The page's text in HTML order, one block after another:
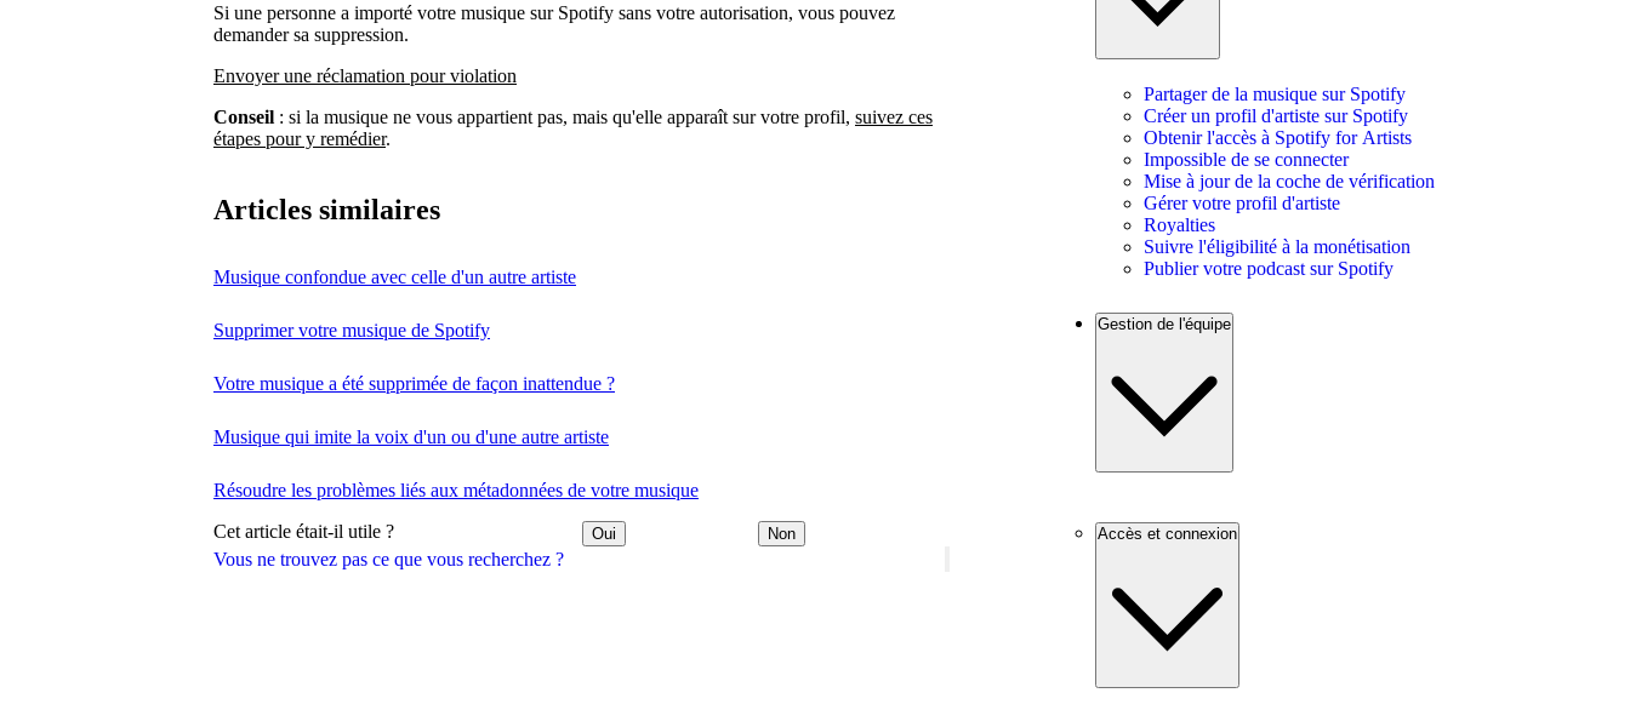
Vous ne trouvez pas ce que vous recherchez ?
Si une personne a importé votre musique sur Spotify sans votre autorisation, vous pouvez
demander sa suppression.
Envoyer une réclamation pour violation
Conseil : si la musique ne vous appartient pas, mais qu'elle apparaît sur votre profil, suivez ces
étapes pour y remédier.
Articles similaires
Musique confondue avec celle d'un autre artiste
Supprimer votre musique de Spotify
Votre musique a été supprimée de façon inattendue ?
Musique qui imite la voix d'un ou d'une autre artiste
Résoudre les problèmes liés aux métadonnées de votre musique
Cet article était-il utile ? Oui Non
Partager de la musique sur Spotify
Créer un profil d'artiste sur Spotify
Obtenir l'accès à Spotify for Artists
Impossible de se connecter
Mise à jour de la coche de vérification
Gérer votre profil d'artiste
Royalties
Suivre l'éligibilité à la monétisation
Publier votre podcast sur Spotify
Gestion de l'équipe
Accès et connexion